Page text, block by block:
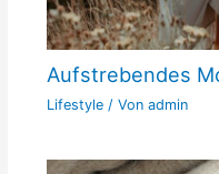
Aufstrebendes
Lifestyle/ Von admin